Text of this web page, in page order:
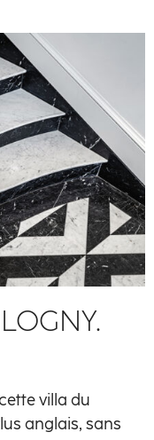
villa du
anglais, sans